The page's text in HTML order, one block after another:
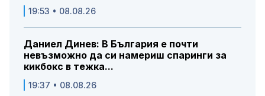
19:53 • 08.08.26
Даниел Динев: В България е почти
невъзможно да си намериш спаринги за
кикбокс в тежка...
19:37 • 08.08.26